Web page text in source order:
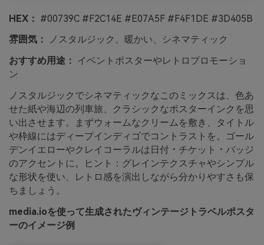
HEX： #00739C #F2C14E #E07A5F #F4F1DE #3D405B
雰囲気：
ノスタルジック、暖かい、シネマティック
おすすめ用途：
イベントポスターやレトロプロモーショ
ン
ノスタルジックでシネマティックなこのミックスは、色あ
せた紙や海辺の列車旅、クラシックなポスターインクを思
い出させます。まずウォームなクリームを敷き、タイトル
や枠線にはディープインディゴでコントラストを。ゴール
デンイエローやクレイコーラルは日付・チケット・バッジ
のアクセントに。ヒント：グレインテクスチャやシンプル
な形状を使い、レトロ感を演出しながら分かりやすさも保
ちましょう。
media.ioを使って生成されたヴィンテージトラベルポスタ
ーのイメージ例